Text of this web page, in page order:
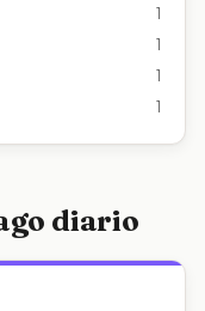
1
1
1
1
diario